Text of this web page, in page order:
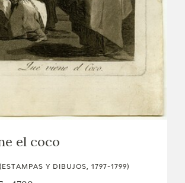
el coco
Y DIBUJOS, 1797-1799)